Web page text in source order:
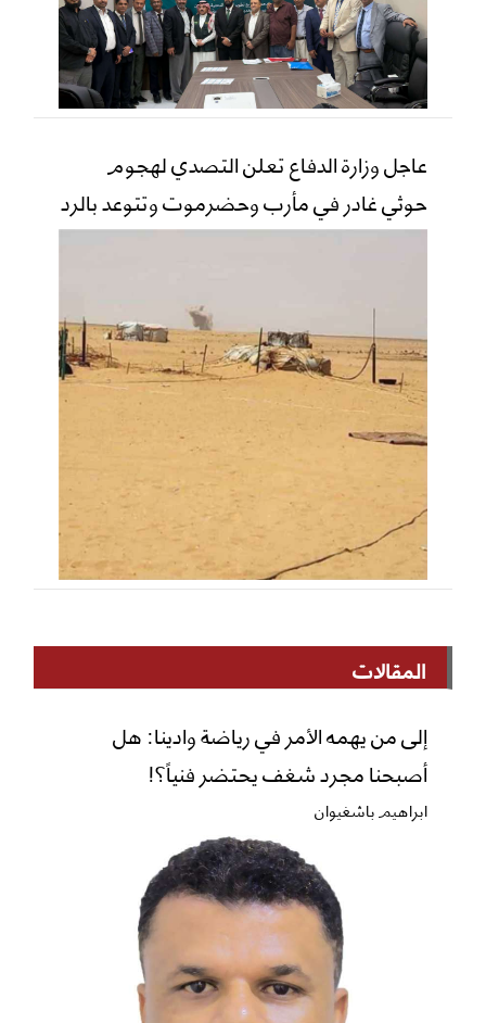
عاجل وزارة الدفاع تعلن التصدي لهجوم
حوثي غادر في مأرب وحضرموت وتتوعد بالرد
المقالات
إلى من يهمه الأمر في رياضة وادينا: هل
أصبحنا مجرد شغف يحتضر فنياً؟!
ابراهيم باشغيوان